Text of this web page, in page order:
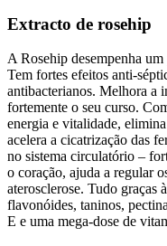
Extracto de rosehip
A Rosehip desempenha
Tem fortes efeitos anti-
antibacterianos. Melhora a
fortemente o seu curso.
energia e vitalidade,
acelera a cicatrização das
no sistema circulatório –
o coração, ajuda a regular
aterosclerose. Tudo graças
flavonóides, taninos,
E e uma mega-dose de